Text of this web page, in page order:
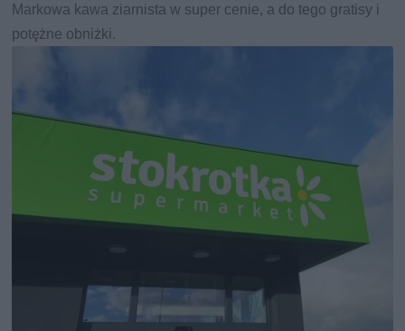
Markowa kawa ziarnista w super cenie, a do tego gratisy i
potężne obniżki.